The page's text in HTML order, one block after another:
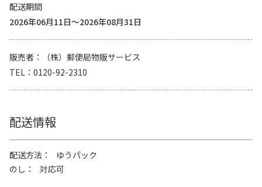
配送期間
2026年06月11日～2026年08月31日
販売者
（株）郵便局物販サービス
TEL
0120-92-2310
配送情報
配送方法
ゆうパック
のし
対応可